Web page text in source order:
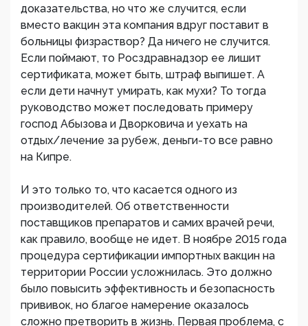
доказательства, но что же случится, если
вместо вакцин эта компания вдруг поставит в
больницы физраствор? Да ничего не случится.
Если поймают, то Росздравнадзор ее лишит
сертификата, может быть, штраф выпишет. А
если дети начнут умирать, как мухи? То тогда
руководство может последовать примеру
господ Абызова и Дворковича и уехать на
отдых/лечение за рубеж, деньги-то все равно
на Кипре.
И это только то, что касается одного из
производителей. Об ответственности
поставщиков препаратов и самих врачей речи,
как правило, вообще не идет. В ноябре 2015 года
процедура сертификации импортных вакцин на
территории России усложнилась. Это должно
было повысить эффективность и безопасность
прививок, но благое намерение оказалось
сложно претворить в жизнь. Первая проблема, с